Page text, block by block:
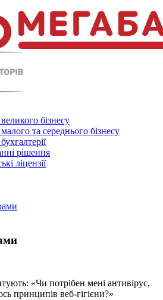
бізнесу
та середнього бізнесу
рішення
ліцензії
«Чи потрібен мені антивірус,
принципів веб-гігієни?»